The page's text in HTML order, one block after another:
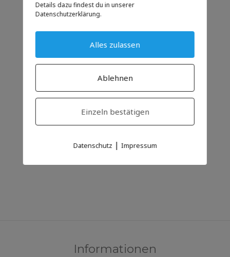
Informationen
Details dazu findest du in unserer
Datenschutzerklärung.
Alles zulassen
Ablehnen
Einzeln bestätigen
Datenschutz | Impressum